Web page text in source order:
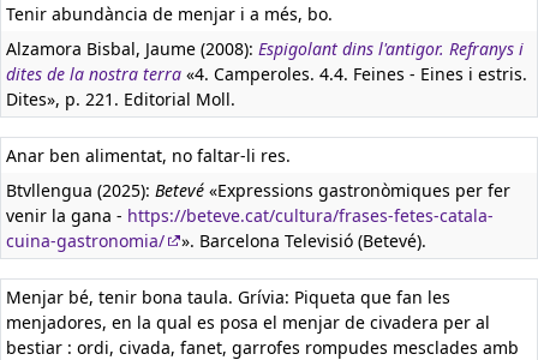
Tenir abundància de menjar i a més, bo.
Alzamora Bisbal, Jaume (2008): Espigolant dins l'antigor. Refranys i
dites de la nostra terra «4. Camperoles. 4.4. Feines - Eines i estris.
Dites», p. 221. Editorial Moll.
Anar ben alimentat, no faltar-li res.
Btvllengua (2025): Betevé «Expressions gastronòmiques per fer
venir la gana - https://beteve.cat/cultura/frases-fetes-catala-
cuina-gastronomia/
». Barcelona Televisió (Betevé).
Menjar bé, tenir bona taula. Grívia: Piqueta que fan les
menjadores, en la qual es posa el menjar de civadera per al
bestiar : ordi, civada, fanet, garrofes rompudes mesclades amb